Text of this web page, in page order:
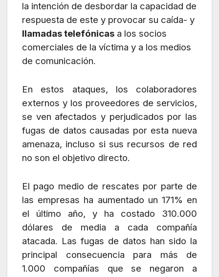
la intención de desbordar la capacidad de
respuesta de este y provocar su caída- y
llamadas telefónicas a los socios
comerciales de la víctima y a los medios
de comunicación.
En estos ataques, los colaboradores
externos y los proveedores de servicios,
se ven afectados y perjudicados por las
fugas de datos causadas por esta nueva
amenaza, incluso si sus recursos de red
no son el objetivo directo.
El pago medio de rescates por parte de
las empresas ha aumentado un 171% en
el último año, y ha costado 310.000
dólares de media a cada compañía
atacada. Las fugas de datos han sido la
principal consecuencia para más de
1.000 compañías que se negaron a